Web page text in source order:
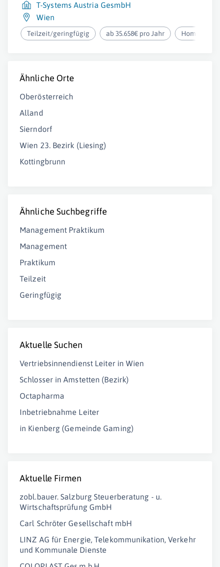
T-Systems Austria GesmbH
Wien
Teilzeit/geringfügig ab 35.658€ pro Jahr Homeoffice
Ähnliche Orte
Oberösterreich
Alland
Sierndorf
Wien 23. Bezirk (Liesing)
Kottingbrunn
Ähnliche Suchbegriffe
Management Praktikum
Management
Praktikum
Teilzeit
Geringfügig
Aktuelle Suchen
Vertriebsinnendienst Leiter in Wien
Schlosser in Amstetten (Bezirk)
Octapharma
Inbetriebnahme Leiter
in Kienberg (Gemeinde Gaming)
Aktuelle Firmen
zobl.bauer. Salzburg Steuerberatung - u.
Wirtschaftsprüfung GmbH
Carl Schröter Gesellschaft mbH
LINZ AG für Energie, Telekommunikation, Verkehr
und Kommunale Dienste